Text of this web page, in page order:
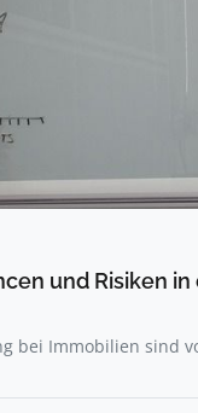
und Risiken in
bei Immobilien sind